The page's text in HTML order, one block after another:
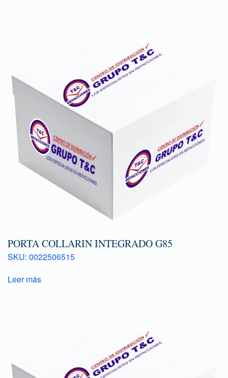
PORTA COLLARIN INTEGRADO G85
SKU: 0022506515
Leer más